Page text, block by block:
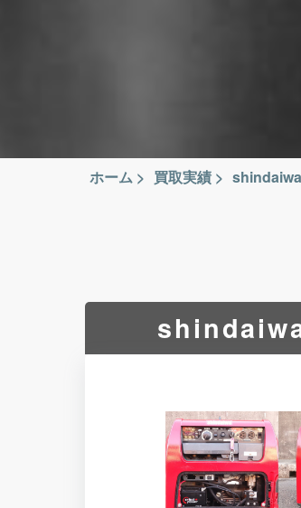
ホーム > 買取実績 >